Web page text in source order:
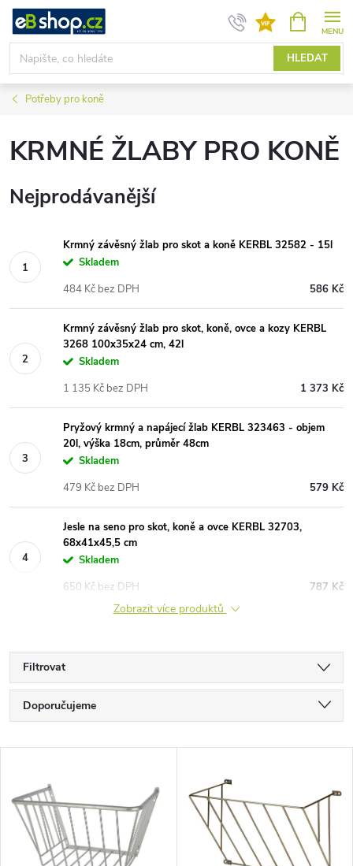
Přejít
obsah
HLEDAT
NÁKUPNÍ
KOŠÍK
Potřeby pro koně
KRMNÉ ŽLABY PRO KONĚ
Nejprodávanější
Krmný závěsný žlab pro skot a koně KERBL 32582 - 15l
Skladem
586 Kč
484 Kč bez DPH
Krmný závěsný žlab pro skot, koně, ovce a kozy KERBL
3268 100x35x24 cm, 42l
Skladem
1 373 Kč
1 135 Kč bez DPH
Pryžový krmný a napájecí žlab KERBL 323463 - objem
20l, výška 18cm, průměr 48cm
Skladem
579 Kč
479 Kč bez DPH
Jesle na seno pro skot, koně a ovce KERBL 32703,
68x41x45,5 cm
Skladem
787 Kč
650 Kč bez DPH
Zobrazit více produktů
Filtrovat
Ř
a
z
e
Doporučujeme
Nejprodávanější
Abecedně
ý
p